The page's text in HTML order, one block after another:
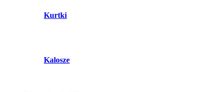
Kurtki
Kalosze